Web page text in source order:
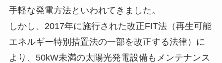
手軽な発電方法といわれてきました。
しかし、2017年に施行された改正FIT法（再生可能
エネルギー特別措置法の一部を改正する法律）に
より、50kW未満の太陽光発電設備もメンテナンス